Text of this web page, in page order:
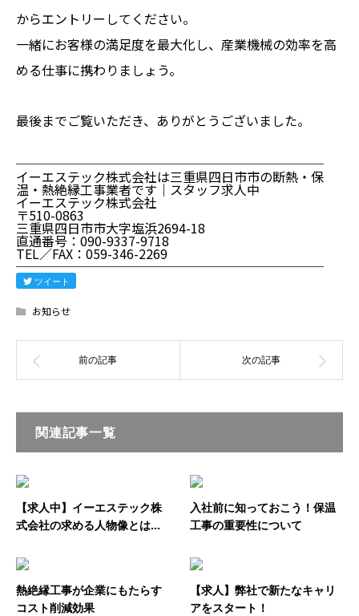
からエントリーしてください。
一緒にお客様の満足度を最大化し、産業機械の効率を高
める仕事に携わりましょう。
最後までご覧いただき、ありがとうございました。
────────────────────────
イーエステック株式会社は三重県四日市市の断熱・保
温・熱絶縁工事業者です｜スタッフ求人中
イーエステック株式会社
〒510-0863
三重県四日市市大字塩浜2694-18
直通番号：090-9337-9718
TEL／FAX：059-346-2269
────────────────────────
ツイート
お知らせ
関連記事一覧
【求人中】イーエステック株
式会社の求める人物像とは...
入社前に知っておこう！保温
工事の重要性について
熱絶縁工事が企業にもたらす
コスト削減効果
【求人】弊社で新たなキャリ
アをスタート！